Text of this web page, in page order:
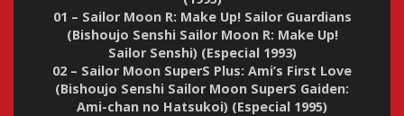
01 – Sailor Moon R: Make Up! Sailor Guardians
(Bishoujo Senshi Sailor Moon R: Make Up!
Sailor Senshi) (Especial 1993)
02 – Sailor Moon SuperS Plus: Ami’s First Love
(Bishoujo Senshi Sailor Moon SuperS Gaiden:
Ami-chan no Hatsukoi) (Especial 1995)